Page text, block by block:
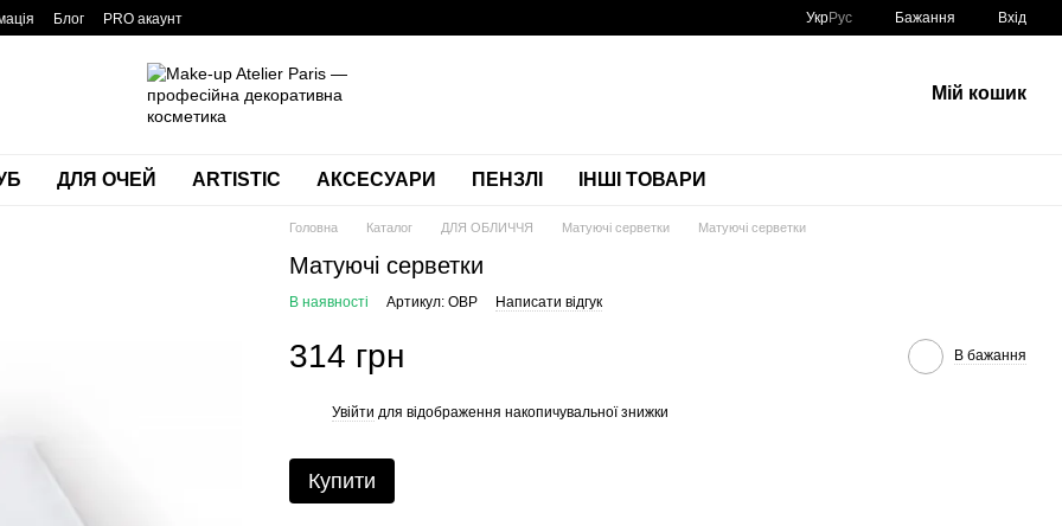
Блог PRO акаунт УкрРус Бажання Вхід
Мій кошик
ДЛЯ ОЧЕЙ ARTISTIC АКСЕСУАРИ ПЕНЗЛІ ІНШІ ТОВАРИ
Головна Каталог ДЛЯ ОБЛИЧЧЯ Матуючі серветки Матуючі серветки
Матуючі серветки
В наявності Артикул: OBP Написати відгук
314 грн В бажання
Увійти для відображення накопичувальної знижки
Купити